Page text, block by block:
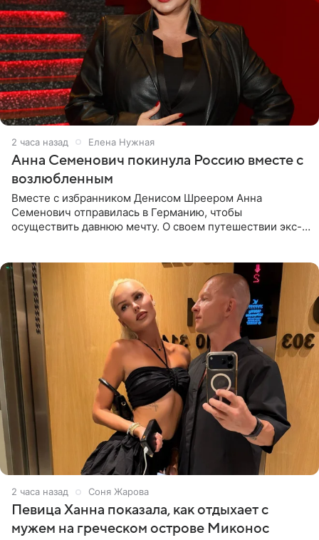
2 часа назад Елена Нужная
Анна Семенович покинула Россию вместе с
возлюбленным
Вместе с избранником Денисом Шреером Анна
Семенович отправилась в Германию, чтобы
осуществить давнюю мечту. О своем путешествии экс-
2 часа назад Соня Жарова
Певица Ханна показала, как отдыхает с
мужем на греческом острове Миконос